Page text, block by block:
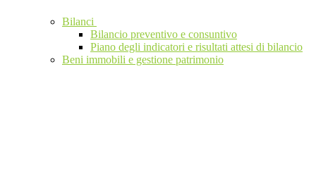
Bilanci
Bilancio preventivo e consuntivo
Piano degli indicatori e risultati attesi di bilancio
Beni immobili e gestione patrimonio